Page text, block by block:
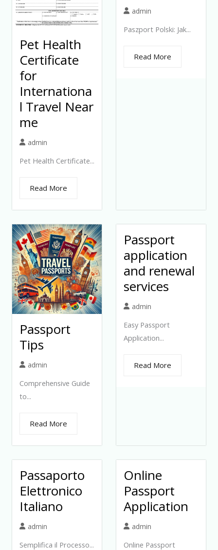
Pet Health
Certificate
for
Internationa
l Travel Near
me
admin
Pet Health Certificate...
Read More
admin
Paszport Polski: Jak...
Read More
Passport
Tips
admin
Comprehensive Guide
to...
Read More
Passport
application
and renewal
services
admin
Easy Passport
Application...
Read More
Passaporto
Elettronico
Italiano
admin
Semplifica il Processo...
Online
Passport
Application
admin
Online Passport